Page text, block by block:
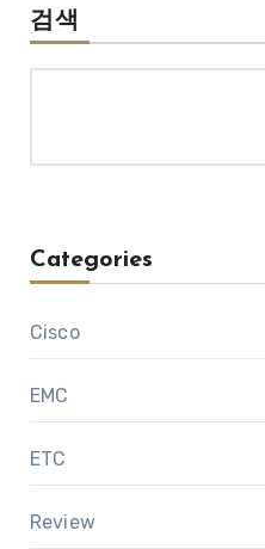
검색
Categories
Cisco
EMC
ETC
Review